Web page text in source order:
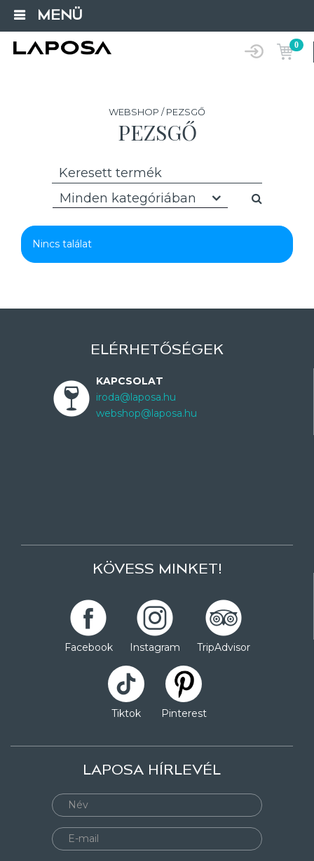
MENÜ
0
WEBSHOP / PEZSGŐ
PEZSGŐ
Minden kategóriában
Nincs találat
ELÉRHETŐSÉGEK
KAPCSOLAT
iroda@laposa.hu
webshop@laposa.hu
KÖVESS MINKET!
Facebook Instagram TripAdvisor
Tiktok Pinterest
LAPOSA HÍRLEVÉL